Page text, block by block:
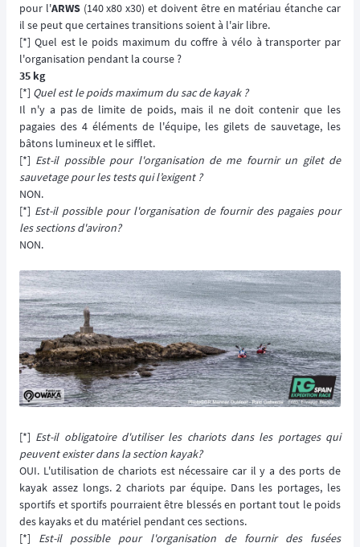
pour l'ARWS(140 x80 x30) et doivent être en matériau étanche car
il se peut que certaines transitions soient à l'air libre.
[*] Quel est le poids maximum du coffre à vélo à transporter par
l'organisation pendant la course ?
35 kg
[*] Quel est le poids maximum du sac de kayak ?
Il n'y a pas de limite de poids, mais il ne doit contenir que les
pagaies des 4 éléments de l'équipe, les gilets de sauvetage, les
bâtons lumineux et le sifflet.
[*] Est-il possible pour l'organisation de me fournir un gilet de
sauvetage pour les tests qui l’exigent ?
NON.
[*] Est-il possible pour l'organisation de fournir des pagaies pour
les sections d'aviron?
NON.
[*] Est-il obligatoire d'utiliser les chariots dans les portages qui
peuvent exister dans la section kayak?
OUI. L'utilisation de chariots est nécessaire car il y a des ports de
kayak assez longs. 2 chariots par équipe. Dans les portages, les
sportifs et sportifs pourraient être blessés en portant tout le poids
des kayaks et du matériel pendant ces sections.
[*] Est-il possible pour l'organisation de fournir des fusées